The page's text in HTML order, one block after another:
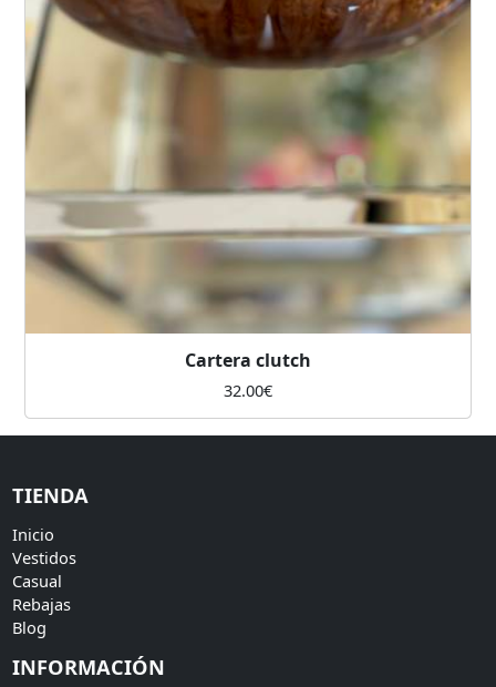
Cartera clutch
32.00€
TIENDA
Inicio
Vestidos
Casual
Rebajas
Blog
INFORMACIÓN